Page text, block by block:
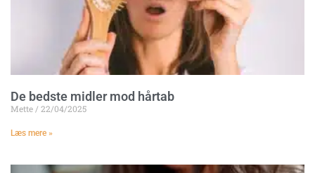
De bedste midler mod hårtab
Mette 22/04/2025
Læs mere »